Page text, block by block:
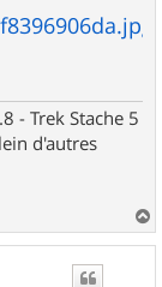
- Trek Stache 5
d'autres
a